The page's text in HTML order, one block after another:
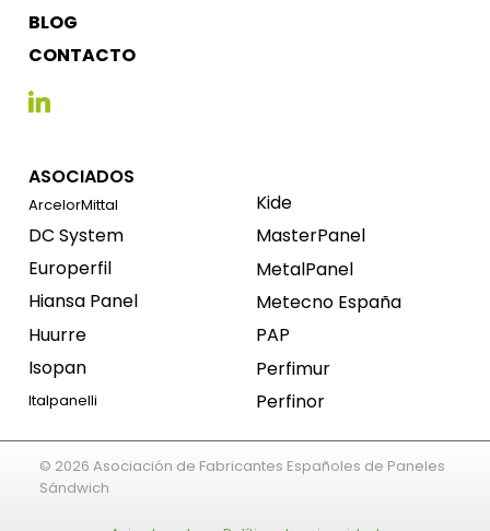
BLOG
CONTACTO
ASOCIADOS
ArcelorMittal
DC System
Europerfil
Hiansa Panel
Huurre
Isopan
Italpanelli
Kide
MasterPanel
MetalPanel
Metecno España
PAP
Perfimur
Perfinor
© 2026 Asociación de Fabricantes Españoles de Paneles
Sándwich